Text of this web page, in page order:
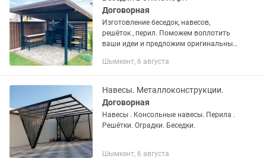
Договорная
Изготовление беседок, навесов,
решёток , перил. Поможем воплотить
ваши идеи и предложим оригинальные
на вашей территории. Беседки в лофт
Шымкент, 6 августа
Навесы. Металлоконструкции.
Договорная
Навесы . Консольные навесы. Перила .
Решётки. Оградки. Беседки.
Шымкент, 6 августа